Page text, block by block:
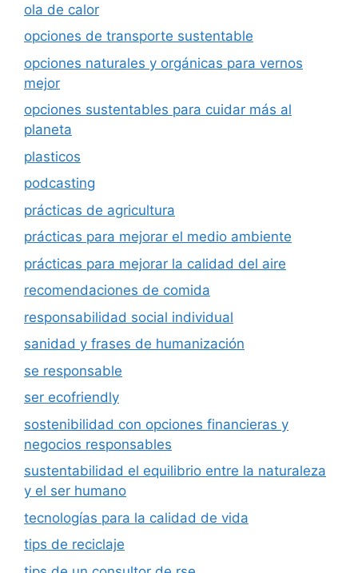
ola de calor
opciones de transporte sustentable
opciones naturales y orgánicas para vernos
mejor
opciones sustentables para cuidar más al
planeta
plasticos
podcasting
prácticas de agricultura
prácticas para mejorar el medio ambiente
prácticas para mejorar la calidad del aire
recomendaciones de comida
responsabilidad social individual
sanidad y frases de humanización
se responsable
ser ecofriendly
sostenibilidad con opciones financieras y
negocios responsables
sustentabilidad el equilibrio entre la naturaleza
y el ser humano
tecnologías para la calidad de vida
tips de reciclaje